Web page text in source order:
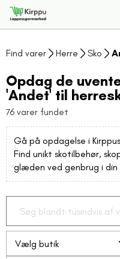
Find varer Herre Sko
Opdag de
'Andet' til
76 varer fundet
Gå på opdagelse i
Find unikt skotilbehør,
glæden ved genbrug i din